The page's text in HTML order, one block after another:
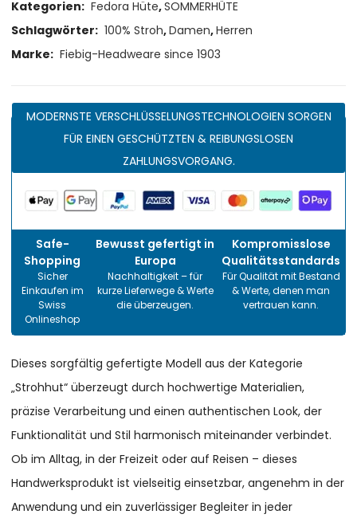
Kategorien: Fedora Hüte,SOMMERHÜTE
Schlagwörter: 100% Stroh,Damen,Herren
Marke: Fiebig-Headweare since 1903
MODERNSTE VERSCHLÜSSELUNGSTECHNOLOGIEN SORGEN
FÜR EINEN GESCHÜTZTEN & REIBUNGSLOSEN
ZAHLUNGSVORGANG.
Safe-
Shopping
Sicher
Einkaufen im
Swiss
Onlineshop
Bewusst gefertigt in
Europa
Nachhaltigkeit – für
kurze Lieferwege & Werte
die überzeugen.
Kompromisslose
Qualitätsstandards
Für Qualität mit Bestand
& Werte, denen man
vertrauen kann.
Dieses sorgfältig gefertigte Modell aus der Kategorie
„Strohhut“ überzeugt durch hochwertige Materialien,
präzise Verarbeitung und einen authentischen Look, der
Funktionalität und Stil harmonisch miteinander verbindet.
Ob im Alltag, in der Freizeit oder auf Reisen – dieses
Handwerksprodukt ist vielseitig einsetzbar, angenehm in der
Anwendung und ein zuverlässiger Begleiter in jeder